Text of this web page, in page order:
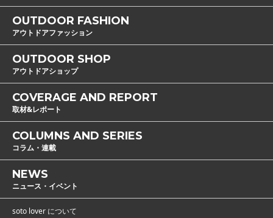
OUTDOOR FASHION
アウトドアファッション
OUTDOOR SHOP
アウトドアショップ
COVERAGE AND REPORT
取材&レポート
COLUMNS AND SERIES
コラム・連載
NEWS
ニュース・イベント
soto lover について